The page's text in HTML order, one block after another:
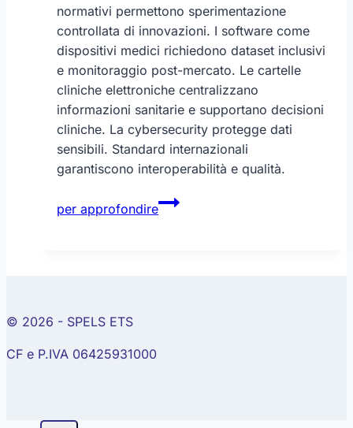
normativi permettono sperimentazione
controllata di innovazioni. I software come
dispositivi medici richiedono dataset inclusivi
e monitoraggio post-mercato. Le cartelle
cliniche elettroniche centralizzano
informazioni sanitarie e supportano decisioni
cliniche. La cybersecurity protegge dati
sensibili. Standard internazionali
garantiscono interoperabilità e qualità.
per approfondire
Salute
digitale
© 2026 - SPELS ETS
CF e P.IVA 06425931000